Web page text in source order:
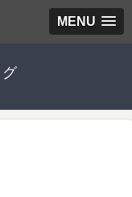
MENU